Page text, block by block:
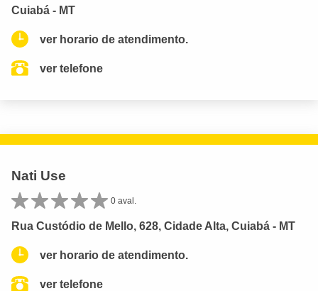
Cuiabá - MT
ver horario de atendimento.
ver telefone
Nati Use
0 aval.
Rua Custódio de Mello, 628, Cidade Alta, Cuiabá - MT
ver horario de atendimento.
ver telefone